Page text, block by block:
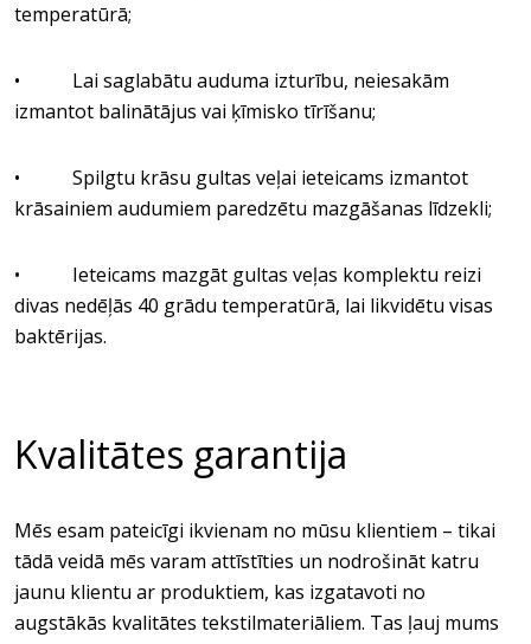
temperatūrā;
• Lai saglabātu auduma izturību, neiesakām
izmantot balinātājus vai ķīmisko tīrīšanu;
• Spilgtu krāsu gultas veļai ieteicams izmantot
krāsainiem audumiem paredzētu mazgāšanas līdzekli;
• Ieteicams mazgāt gultas veļas komplektu reizi
divas nedēļās 40 grādu temperatūrā, lai likvidētu visas
baktērijas.
Kvalitātes garantija
Mēs esam pateicīgi ikvienam no mūsu klientiem – tikai
tādā veidā mēs varam attīstīties un nodrošināt katru
jaunu klientu ar produktiem, kas izgatavoti no
augstākās kvalitātes tekstilmateriāliem. Tas ļauj mums